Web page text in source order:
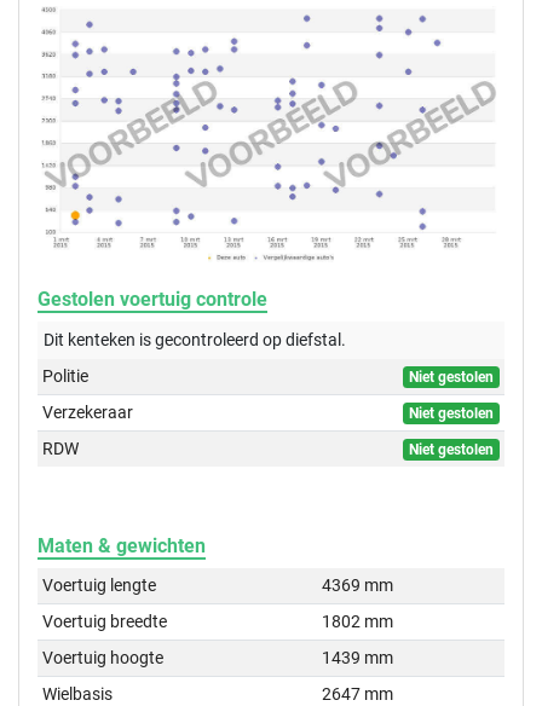
Gestolen voertuig controle
Dit kenteken is gecontroleerd opdiefstal.
Politie
Niet gestolen
Verzekeraar Niet gestolen
RDW Niet gestolen
Maten & gewichten
Voertuig lengte
4369 mm
Voertuig breedte
1802 mm
Voertuig hoogte
1439 mm
Wielbasis
2647 mm